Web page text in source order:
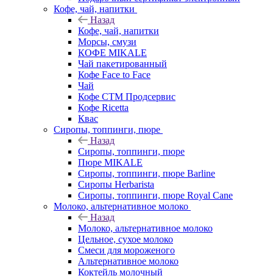
Кофе, чай, напитки
Назад
Кофе, чай, напитки
Морсы, смузи
КОФЕ MIKALE
Чай пакетированный
Кофе Face to Face
Чай
Кофе СТМ Продсервис
Кофе Ricetta
Квас
Сиропы, топпинги, пюре
Назад
Сиропы, топпинги, пюре
Пюре MIKALE
Сиропы, топпинги, пюре Barline
Сиропы Herbarista
Сиропы, топпинги, пюре Royal Cane
Молоко, альтернативное молоко
Назад
Молоко, альтернативное молоко
Цельное, сухое молоко
Смеси для мороженого
Альтернативное молоко
Коктейль молочный